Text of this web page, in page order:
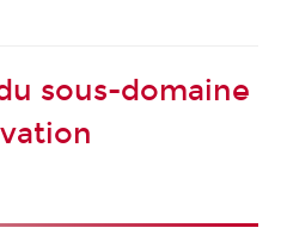
sous-domaine